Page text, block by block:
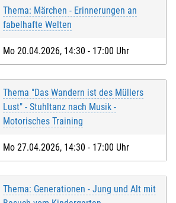
Thema: Märchen - Erinnerungen an
fabelhafte Welten
Mo 20.04.2026, 14:30 - 17:00 Uhr
Thema "Das Wandern ist des Müllers
Lust" - Stuhltanz nach Musik -
Motorisches Training
Mo 27.04.2026, 14:30 - 17:00 Uhr
Thema: Generationen - Jung und Alt mit